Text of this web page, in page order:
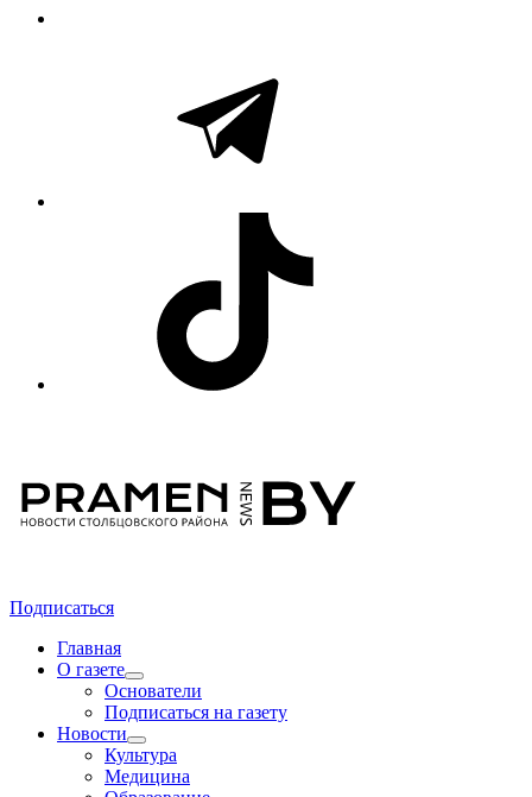
Подписаться
Главная
О газете
Основатели
Подписаться на газету
Новости
Культура
Медицина